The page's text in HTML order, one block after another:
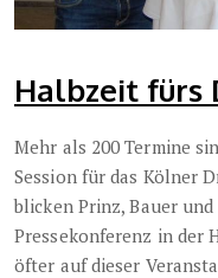
Halbzeit fürs
Mehr als 200 Termine
Session für das Kölner
blicken Prinz, Bauer
Pressekonferenz in der
öfter auf dieser